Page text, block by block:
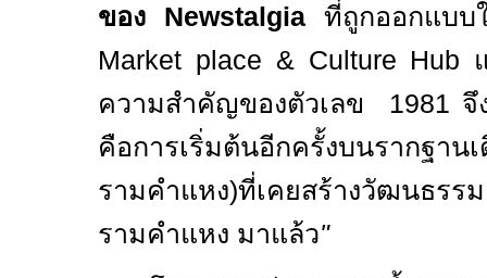
ของ Newstalgia ที่ถูกออกแบ
Market place & Culture Hub
ความสำคัญของตัวเลข 1981 จึ
คือการเริ่มต้นอีกครั้งบนรากฐาน
รามคำแหง)ที่เคยสร้างวัฒนธรรม
รามคำแหง มาแล้ว"